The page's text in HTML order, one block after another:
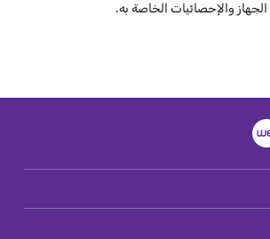
والإحصائيات الخاصة به.